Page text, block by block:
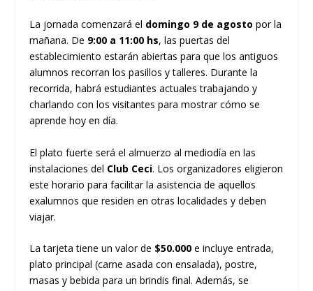
La jornada comenzará el domingo 9 de agosto por la
mañana. De 9:00 a 11:00 hs, las puertas del
establecimiento estarán abiertas para que los antiguos
alumnos recorran los pasillos y talleres. Durante la
recorrida, habrá estudiantes actuales trabajando y
charlando con los visitantes para mostrar cómo se
aprende hoy en día.
El plato fuerte será el almuerzo al mediodía en las
instalaciones del Club Ceci. Los organizadores eligieron
este horario para facilitar la asistencia de aquellos
exalumnos que residen en otras localidades y deben
viajar.
La tarjeta tiene un valor de $50.000 e incluye entrada,
plato principal (carne asada con ensalada), postre,
masas y bebida para un brindis final. Además, se